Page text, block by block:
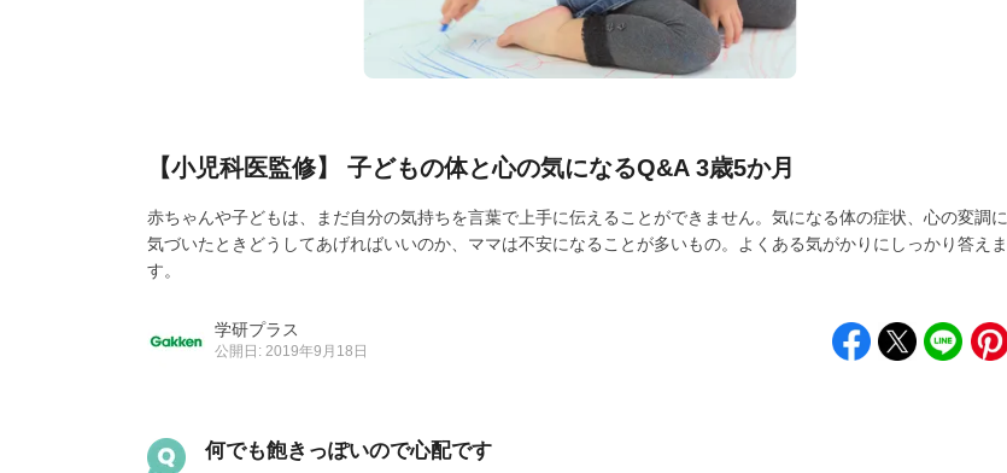
【小児科医監修】 子どもの体と心の気になるQ&A 3歳5か月
赤ちゃんや子どもは、まだ自分の気持ちを言葉で上手に伝えることができません。気になる体の症状、心の変調に
気づいたときどうしてあげればいいのか、ママは不安になることが多いもの。よくある気がかりにしっかり答えま
す。
学研プラス
公開日: 2019年9月18日
何でも飽きっぽいので心配です